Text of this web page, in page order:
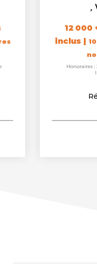
,
12 000
inclus |
Honoraires :